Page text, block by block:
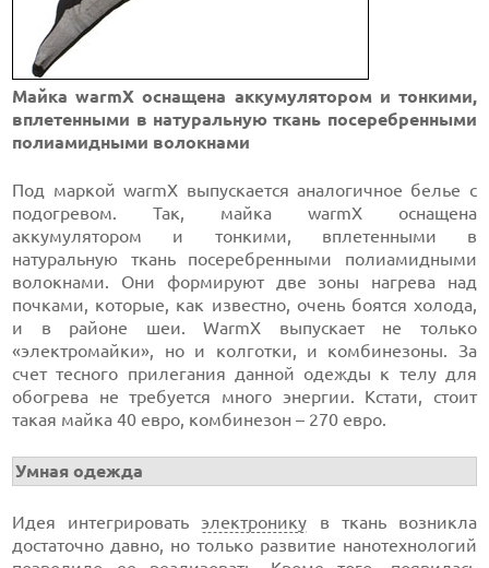
Майка warmX оснащена аккумулятором и тонкими,
вплетенными в натуральную ткань посеребренными
полиамидными волокнами
Под маркой warmX выпускается аналогичное белье с
подогревом. Так, майка warmX оснащена
аккумулятором и тонкими, вплетенными в
натуральную ткань посеребренными полиамидными
волокнами. Они формируют две зоны нагрева над
почками, которые, как известно, очень боятся холода,
и в районе шеи. WarmX выпускает не только
«электромайки», но и колготки, и комбинезоны. За
счет тесного прилегания данной одежды к телу для
обогрева не требуется много энергии. Кстати, стоит
такая майка 40 евро, комбинезон – 270 евро.
Умная одежда
Идея интегрировать электронику в ткань возникла
достаточно давно, но только развитие нанотехнологий